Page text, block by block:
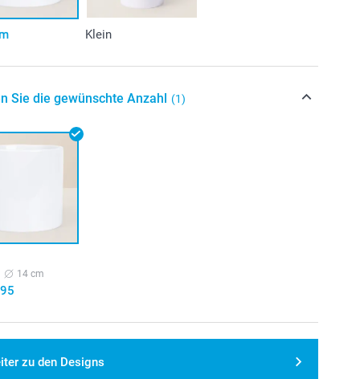
Klein
Sie die gewünschte Anzahl (1)
14 cm
zu den Designs